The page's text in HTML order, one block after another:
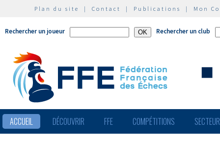
Plan du site | Contact | Publications | Mon
Rechercher un joueur Rechercher un club
ACCUEIL DÉCOUVRIR FFE COMPÉTITIONS